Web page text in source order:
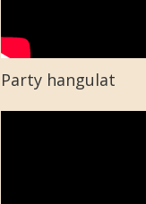
Party hangulat